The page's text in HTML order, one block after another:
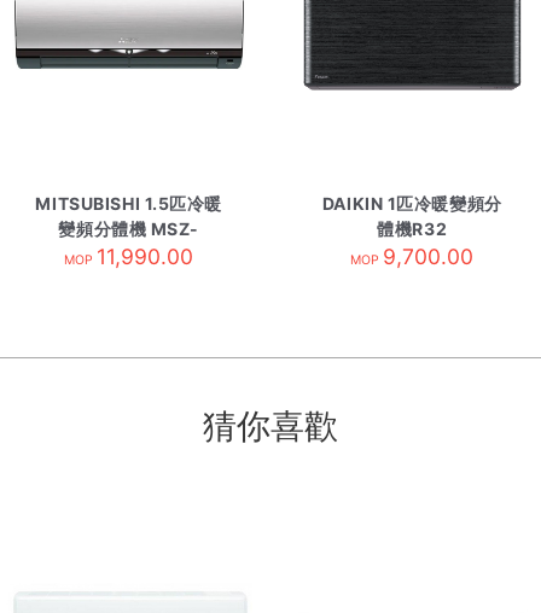
MITSUBISHI 1.5匹冷暖
變頻分體機 MSZ-
PAH12VA-內 R410A
MOP 11,990.00
DAIKIN 1匹冷暖變頻分
體機R32
FTXJ25MV1HB 夜黑
MOP 9,700.00
猜你喜歡